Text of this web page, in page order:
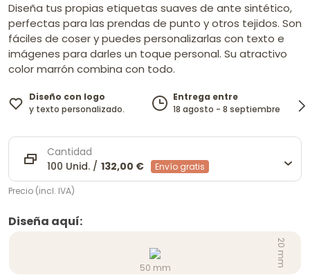
Diseña tus propias etiquetas suaves de ante sintético,
perfectas para las prendas de punto y otros tejidos. Son
fáciles de coser y puedes personalizarlas con texto e
imágenes para darles un toque personal. Su atractivo
color marrón combina con todo.
Diseño con logo
y texto personalizado.
Entrega entre
18 agosto - 8 septiembre
Cantidad
100 Unid. / 132,00 € Envío gratis
Precio (incl. IVA)
Diseña aquí:
20 mm
50 mm